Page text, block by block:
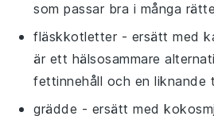
som passar bra i många
fläskkotletter - ersätt med
är ett hälsosammare
fettinnehåll och en liknande
grädde - ersätt med